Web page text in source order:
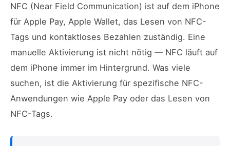
NFC (Near Field Communication) ist auf dem iPhone
für Apple Pay, Apple Wallet, das Lesen von NFC-
Tags und kontaktloses Bezahlen zuständig. Eine
manuelle Aktivierung ist nicht nötig — NFC läuft auf
dem iPhone immer im Hintergrund. Was viele
suchen, ist die Aktivierung für spezifische NFC-
Anwendungen wie Apple Pay oder das Lesen von
NFC-Tags.